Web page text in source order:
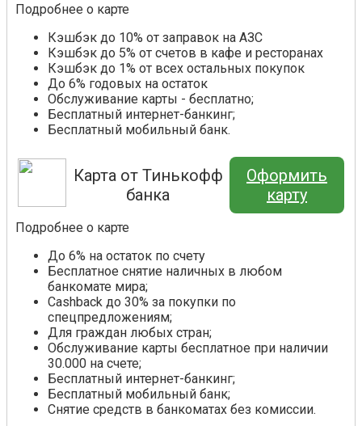
Подробнее о карте
Кэшбэк до 10% от заправок на АЗС
Кэшбэк до 5% от счетов в кафе и ресторанах
Кэшбэк до 1% от всех остальных покупок
До 6% годовых на остаток
Обслуживание карты - бесплатно;
Бесплатный интернет-банкинг;
Бесплатный мобильный банк.
Карта от Тинькофф
банка
Оформить
карту
Подробнее о карте
До 6% на остаток по счету
Бесплатное снятие наличных в любом
банкомате мира;
Cashback до 30% за покупки по
спецпредложениям;
Для граждан любых стран;
Обслуживание карты бесплатное при наличии
30.000 на счете;
Бесплатный интернет-банкинг;
Бесплатный мобильный банк;
Снятие средств в банкоматах без комиссии.